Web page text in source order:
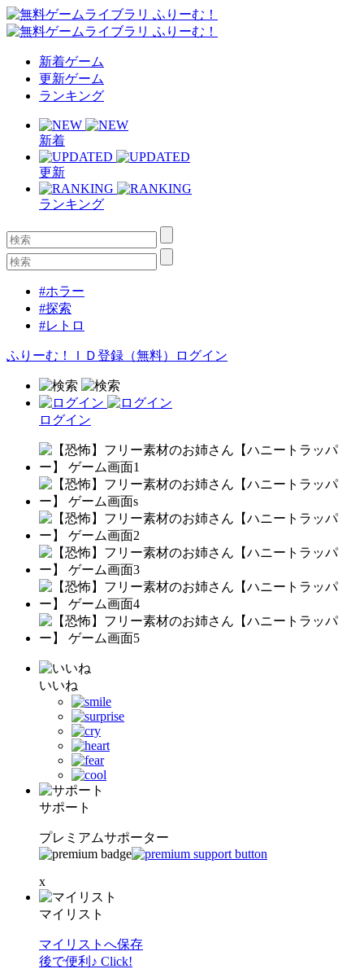
新着ゲーム
更新ゲーム
ランキング
新着
更新
ランキング
#ホラー
#探索
#レトロ
ふりーむ！ＩＤ登録（無料） ログイン
ログイン
いいね
サポート
プレミアムサポーター
x
マイリスト
マイリストへ保存
後で便利♪ Click!